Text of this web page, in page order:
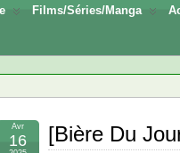
Films/Séries/Manga
[Bière Du
Avr
16